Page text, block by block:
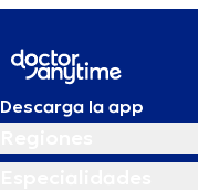
Descarga la app